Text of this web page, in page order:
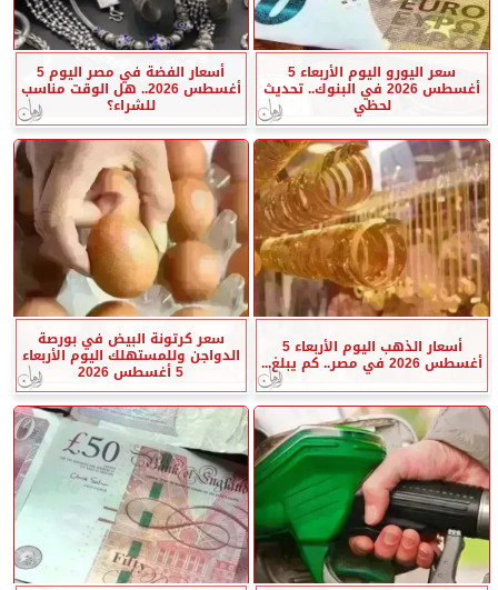
سعر اليورو اليوم الأربعاء 5
أغسطس 2026 في البنوك.. تحديث
لحظي
أسعار الفضة في مصر اليوم 5
أغسطس 2026.. هل الوقت مناسب
للشراء؟
أسعار الذهب اليوم الأربعاء 5
أغسطس 2026 في مصر.. كم يبلغ...
سعر كرتونة البيض في بورصة
الدواجن وللمستهلك اليوم الأربعاء
5 أغسطس 2026